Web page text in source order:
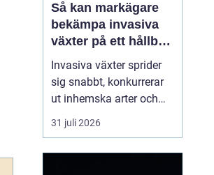
Så kan markägare
bekämpa invasiva
växter på ett hållbart
sätt
Invasiva växter sprider
sig snabbt, konkurrerar
ut inhemska arter och
kan på sikt förändra hela
ekosystem. De orsakar
31 juli 2026